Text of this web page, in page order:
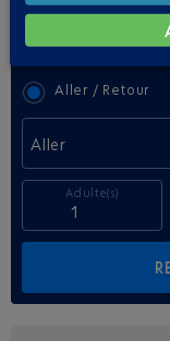
Réserver un
Aller / Retour
Aller
Adulte(s)